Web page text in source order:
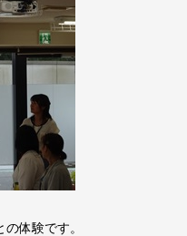
体験です。